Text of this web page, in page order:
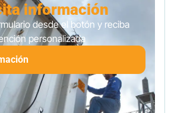
información
desde el botón y reciba
personalizada